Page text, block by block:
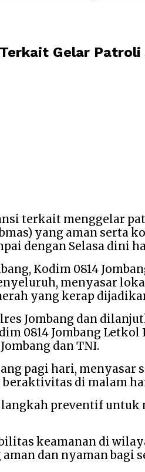
Gelar Patroli
terkait menggelar
yang aman serta
dengan Selasa dini
Kodim 0814
menyasar
yang kerap
Jombang dan
0814 Jombang
dan TNI.
pagi hari, menyasar
di malam
preventif untuk
keamanan di
dan nyaman bagi